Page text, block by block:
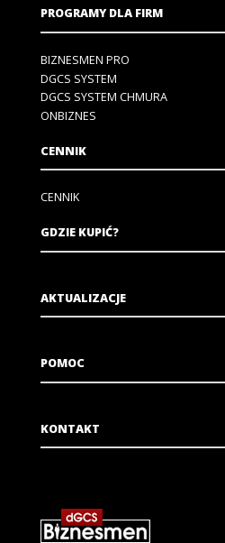
PROGRAMY DLA FIRM
BIZNESMEN PRO
DGCS SYSTEM
DGCS SYSTEM CHMURA
ONBIZNES
CENNIK
CENNIK
GDZIE KUPIĆ?
AKTUALIZACJE
POMOC
KONTAKT